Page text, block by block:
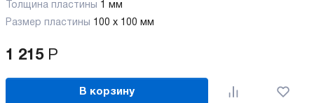
Толщина пластины 1 мм
Размер пластины 100 х 100 мм
1 215 Р
В корзину